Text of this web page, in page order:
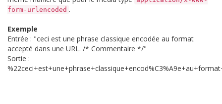
form-urlencoded .
Exemple
Entrée : "ceci est une phrase classique encodée au format
accepté dans une URL. /* Commentaire */"
Sortie :